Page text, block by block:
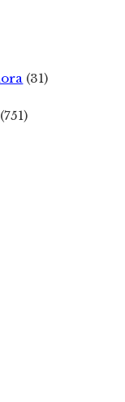
(31)
(751)